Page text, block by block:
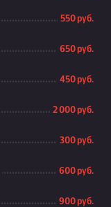
550 руб.
650 руб.
450 руб.
2 000 руб.
300 руб.
600 руб.
900 руб.